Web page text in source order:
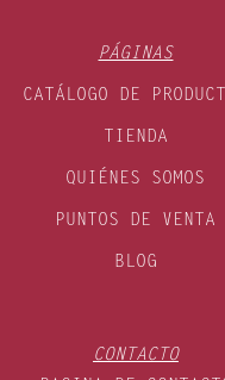
PÁGINAS
CATÁLOGO DE
TIENDA
QUIÉNES SOMOS
PUNTOS DE VENTA
BLOG
CONTACTO